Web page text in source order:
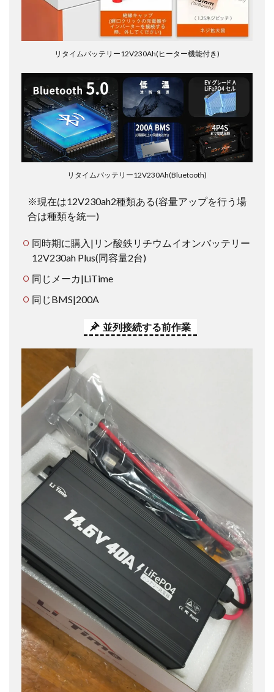
リタイムバッテリー12V230Ah(ヒーター機能付き)
リタイムバッテリー12V230Ah(Bluetooth)
※現在は12V230ah2種類ある(容量アップを行う場
合は種類を統一)
同時期に購入|リン酸鉄リチウムイオンバッテリー
12V230ah Plus(同容量2台)
同じメーカ|LiTime
同じBMS|200A
並列接続する前作業